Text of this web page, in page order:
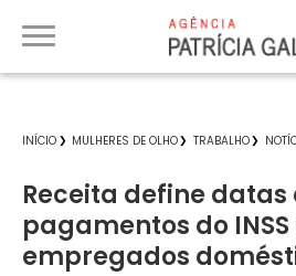
INÍCIO MULHERES DE OLHO TRABALHO
Receita define datas
pagamentos do INSS
empregados